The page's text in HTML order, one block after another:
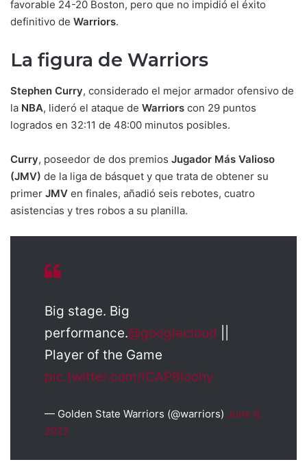
favorable 24-20 Boston, pero que no impidió el éxito
definitivo de Warriors.
La figura de Warriors
Stephen Curry, considerado el mejor armador ofensivo de
la NBA, lideró el ataque de Warriors con 29 puntos
logrados en 32:11 de 48:00 minutos posibles.
Curry, poseedor de dos premios Jugador Más Valioso
(JMV) de la liga de básquet y que trata de obtener su
primer JMV en finales, añadió seis rebotes, cuatro
asistencias y tres robos a su planilla.
Big stage. Big
performance.@googlecloud
Player of the Game
pic.twitter.com/lCAP8loohy
— Golden State Warriors (@warriors) June 6,
2022